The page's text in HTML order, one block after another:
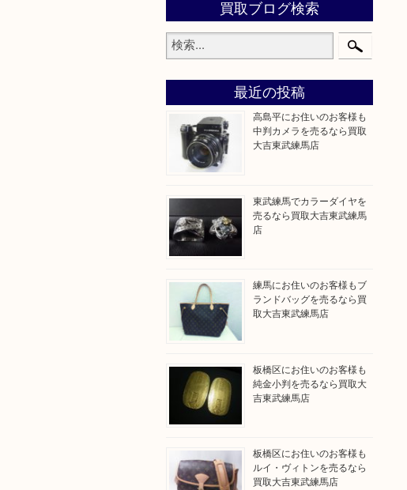
買取ブログ検索
最近の投稿
高島平にお住いのお客様も
中判カメラを売るなら買取
大吉東武練馬店
東武練馬でカラーダイヤを
売るなら買取大吉東武練馬
店
練馬にお住いのお客様もブ
ランドバッグを売るなら買
取大吉東武練馬店
板橋区にお住いのお客様も
純金小判を売るなら買取大
吉東武練馬店
板橋区にお住いのお客様も
ルイ・ヴィトンを売るなら
買取大吉東武練馬店